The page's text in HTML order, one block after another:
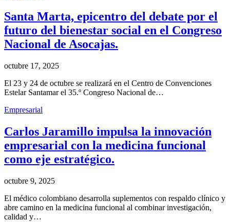
Santa Marta, epicentro del debate por el
futuro del bienestar social en el Congreso
Nacional de Asocajas.
octubre 17, 2025
El 23 y 24 de octubre se realizará en el Centro de Convenciones
Estelar Santamar el 35.º Congreso Nacional de…
Empresarial
Carlos Jaramillo impulsa la innovación
empresarial con la medicina funcional
como eje estratégico.
octubre 9, 2025
El médico colombiano desarrolla suplementos con respaldo clínico y
abre camino en la medicina funcional al combinar investigación,
calidad y…